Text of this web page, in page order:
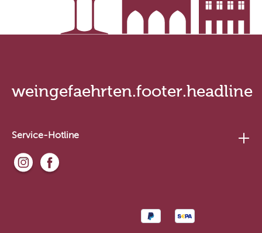
weingefaehrten.footer.headline
Service-Hotline